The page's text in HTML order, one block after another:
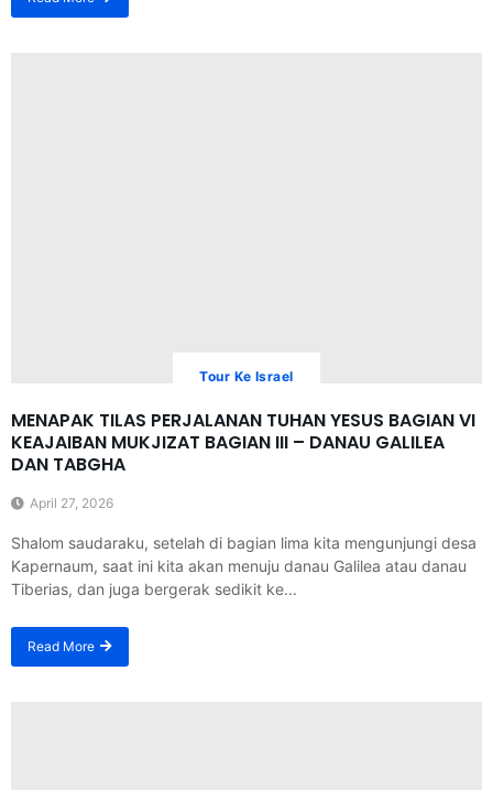
Tour Ke Israel
MENAPAK TILAS PERJALANAN TUHAN YESUS BAGIAN VI
KEAJAIBAN MUKJIZAT BAGIAN III – DANAU GALILEA
DAN TABGHA
April 27, 2026
Shalom saudaraku, setelah di bagian lima kita mengunjungi desa
Kapernaum, saat ini kita akan menuju danau Galilea atau danau
Tiberias, dan juga bergerak sedikit ke...
Read More